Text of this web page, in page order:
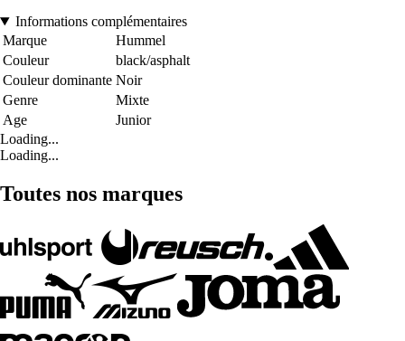
Informations complémentaires
Marque
Hummel
Couleur
black/asphalt
Couleur dominante Noir
Genre
Mixte
Age
Junior
Loading...
Loading...
Toutes nos marques